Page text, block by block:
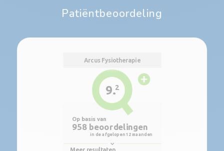
Patiëntbeoordeling